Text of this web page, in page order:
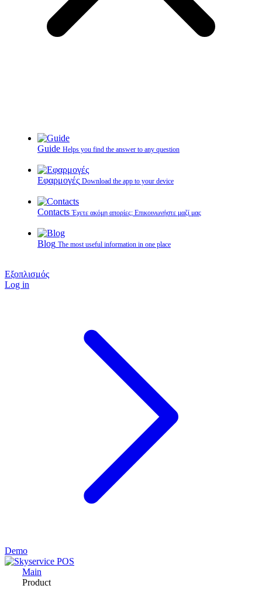
Guide Helps you find the answer to any question
Εφαρμογές Download the app to your device
Contacts Έχετε ακόμη απορίες; Επικοινωνήστε μαζί μας
Blog The most useful information in one place
Εξοπλισμός
Log in
Demo
Main
Product